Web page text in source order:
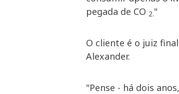
pegada de CO 2."
O cliente é o juiz
Alexander.
"Pense - há dois